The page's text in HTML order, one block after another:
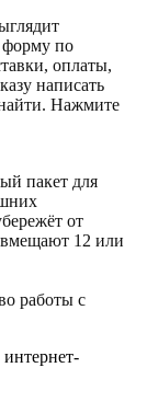
форму по
оплаты,
написать
Нажмите
пакет для
от
12 или
работы с